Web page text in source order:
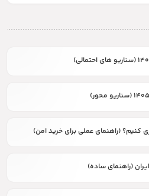
کنیم؟ (راهنمای عملی برای خرید امن)
(راهنمای ساده)